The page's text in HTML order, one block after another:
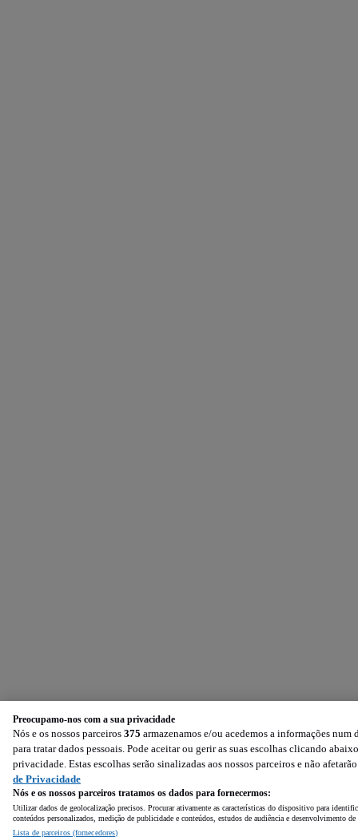
Preocupamo-nos com a sua privacidade
Nós e os nossos parceiros 375 armazenamos e/ou acedemos a informações
para tratar dados pessoais. Pode aceitar ou gerir as suas escolhas clicando
privacidade. Estas escolhas serão sinalizadas aos nossos parceiros e não
de Privacidade
Nós e os nossos parceiros tratamos os dados para fornecermos:
Utilizar dados de geolocalização precisos. Procurar ativamente as características do dispositivo para
conteúdos personalizados, medição de publicidade e conteúdos, estudos de audiência e desenvolvimento de
Lista de parceiros (fornecedores)